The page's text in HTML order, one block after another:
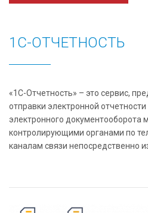
1С-ОТЧЕТНОСТЬ
«1С-Отчетность» – это сервис,
отправки электронной
электронного документооборота
контролирующими органами по
каналам связи непосредственно